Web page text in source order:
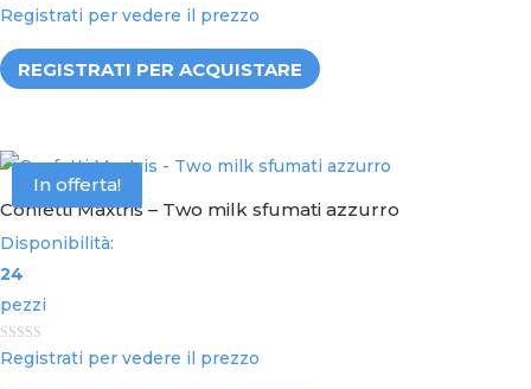
0
o
o
f
Registrati per vedere il prezzo
REGISTRATI PER ACQUISTARE
In offerta!
Confetti Maxtris – Two milk sfumati azzurro
Disponibilità:
24
pezzi
0
o
Registrati per vedere il prezzo